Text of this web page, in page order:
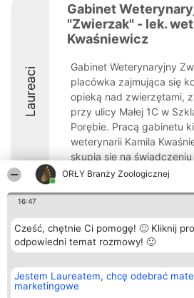
ORŁY Branży Zoologicznej
16:47
Cześć, chętnie Ci pomogę! 🙂 Kliknij
odpowiedni temat rozmowy! 🙂
Jestem Laureatem, chcę odebrać
marketingowe
Laureaci
Gabinet
"Zwierzak" - lek.
Kwaśniewicz
Gabinet Weterynaryjny
placówka zajmująca się
opieką nad zwierzętami,
przy ulicy Małej 1C w
Porębie. Pracą gabinetu
weterynarii Kamila
skupia się na świadczeniu
Organizator plebiscytu
Bright Side Solutions sp. z o.
o. sp. k.
Wrocław 50-079
KRS 0000749100 | Regon
Plebiscyt
Laureaci
Lista
Laureatów